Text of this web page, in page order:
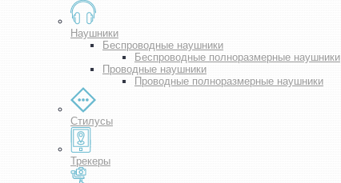
Наушники
Беспроводные наушники
Беспроводные полноразмерные наушники
Проводные наушники
Проводные полноразмерные наушники
Стилусы
Трекеры